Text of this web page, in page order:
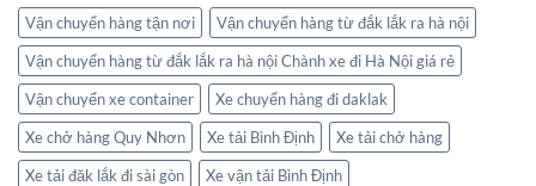
Vận chuyển hàng tận nơi
Vận chuyển hàng từ đắk lắk ra hà nội
Vận chuyển hàng từ đắk lắk ra hà nội Chành xe đi Hà Nội giá rẻ
Vận chuyển xe container
Xe chuyển hàng đi daklak
Xe chở hàng Quy Nhơn
Xe tải Bình Định
Xe tải chở hàng
Xe tải đăk lắk đi sài gòn
Xe vận tải Bình Định